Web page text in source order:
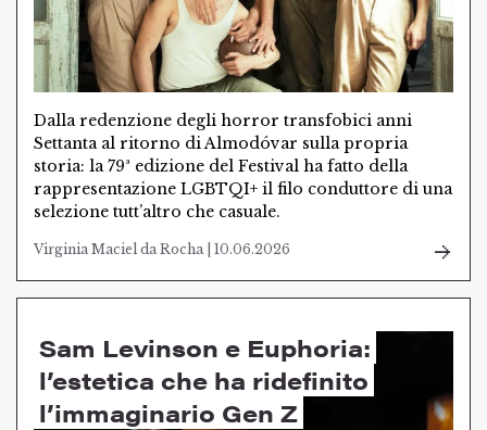
Dalla redenzione degli horror transfobici anni
Settanta al ritorno di Almodóvar sulla propria
storia: la 79ª edizione del Festival ha fatto della
rappresentazione LGBTQI+ il filo conduttore di una
selezione tutt’altro che casuale.
Virginia Maciel da Rocha | 10.06.2026
Sam Levinson e Euphoria:
l’estetica che ha ridefinito
l’immaginario Gen Z